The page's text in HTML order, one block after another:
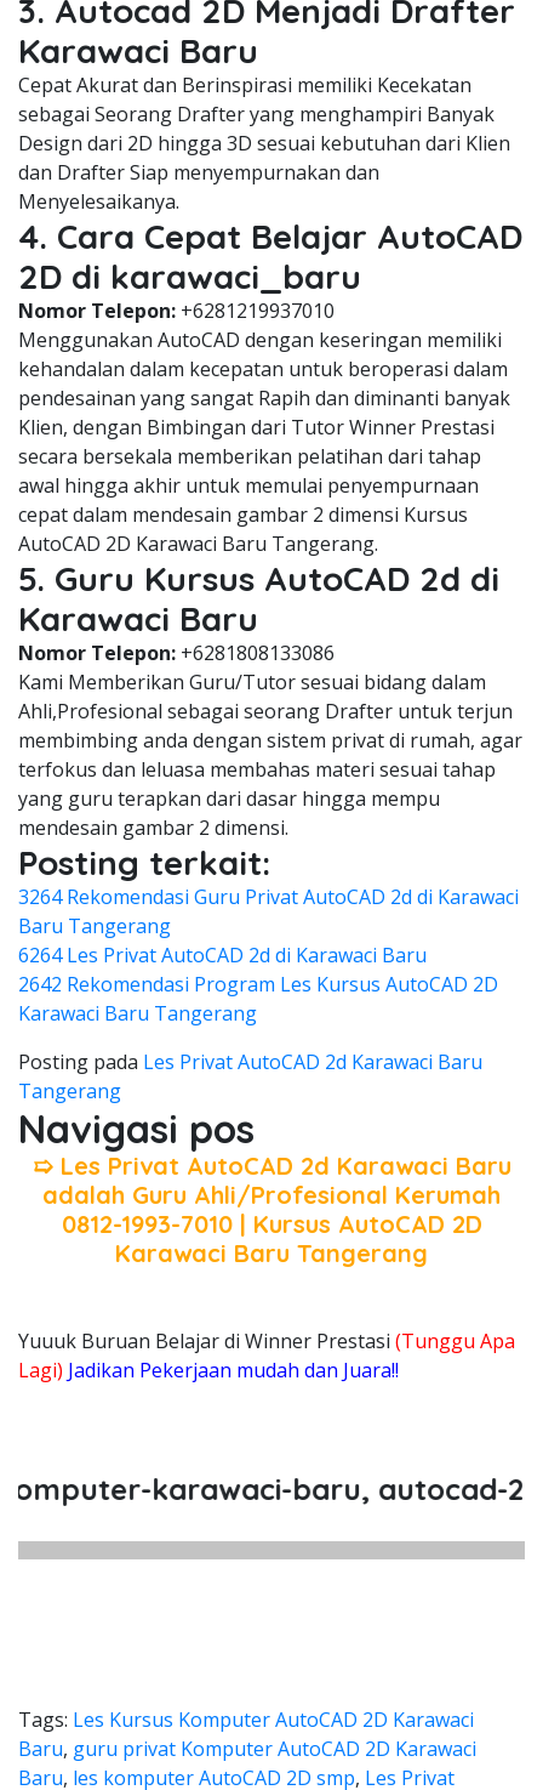
3. Autocad 2D Menjadi Drafter
Karawaci Baru
Cepat Akurat dan Berinspirasi memiliki Kecekatan
sebagai Seorang Drafter yang menghampiri Banyak
Design dari 2D hingga 3D sesuai kebutuhan dari Klien
dan Drafter Siap menyempurnakan dan
Menyelesaikanya.
4. Cara Cepat Belajar AutoCAD
2D di karawaci_baru
Nomor Telepon: +6281219937010
Menggunakan AutoCAD dengan keseringan memiliki
kehandalan dalam kecepatan untuk beroperasi dalam
pendesainan yang sangat Rapih dan diminanti banyak
Klien, dengan Bimbingan dari Tutor Winner Prestasi
secara bersekala memberikan pelatihan dari tahap
awal hingga akhir untuk memulai penyempurnaan
cepat dalam mendesain gambar 2 dimensi Kursus
AutoCAD 2D Karawaci Baru Tangerang.
5. Guru Kursus AutoCAD 2d di
Karawaci Baru
Nomor Telepon: +6281808133086
Kami Memberikan Guru/Tutor sesuai bidang dalam
Ahli,Profesional sebagai seorang Drafter untuk terjun
membimbing anda dengan sistem privat di rumah, agar
terfokus dan leluasa membahas materi sesuai tahap
yang guru terapkan dari dasar hingga mempu
mendesain gambar 2 dimensi.
Posting terkait:
3264 Rekomendasi Guru Privat AutoCAD 2d di Karawaci
Baru Tangerang
6264 Les Privat AutoCAD 2d di Karawaci Baru
2642 Rekomendasi Program Les Kursus AutoCAD 2D
Karawaci Baru Tangerang
Posting pada Les Privat AutoCAD 2d Karawaci Baru
Tangerang
Navigasi pos
➯ Les Privat AutoCAD 2d Karawaci Baru
adalah Guru Ahli/Profesional Kerumah
0812-1993-7010 | Kursus AutoCAD 2D
Karawaci Baru Tangerang
Yuuuk Buruan Belajar di Winner Prestasi (Tunggu Apa
Lagi) Jadikan Pekerjaan mudah dan Juara!!
karawaci-baru, autocad-2d-
Tags: Les Kursus Komputer AutoCAD 2D Karawaci
Baru, guru privat Komputer AutoCAD 2D Karawaci
Baru, les komputer AutoCAD 2D smp, Les Privat